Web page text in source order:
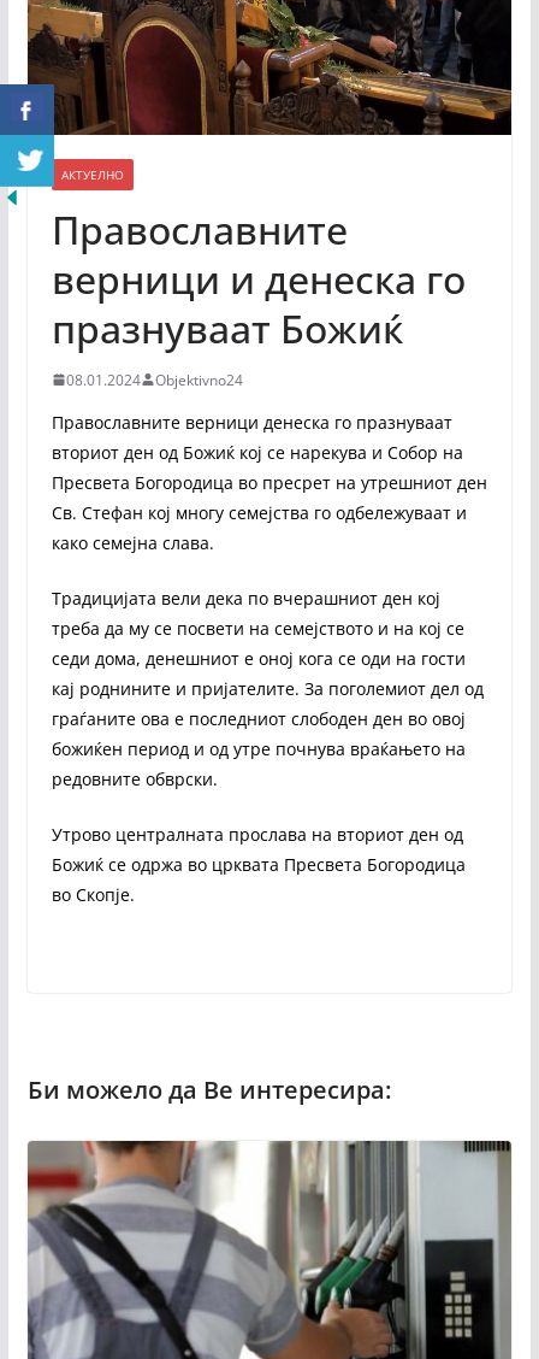
АКТУЕЛНО
Православните
верници и денеска го
празнуваат Божиќ
08.01.2024 Objektivno24
Православните верници денеска го празнуваат
вториот ден од Божиќ кој се нарекува и Собор на
Пресвета Богородица во пресрет на утрешниот ден
Св. Стефан кој многу семејства го одбележуваат и
како семејна слава.
Традицијата вели дека по вчерашниот ден кој
треба да му се посвети на семејството и на кој се
седи дома, денешниот е оној кога се оди на гости
кај роднините и пријателите. За поголемиот дел од
граѓаните ова е последниот слободен ден во овој
божиќен период и од утре почнува враќањето на
редовните обврски.
Утрово централната прослава на вториот ден од
Божиќ се одржа во црквата Пресвета Богородица
во Скопје.